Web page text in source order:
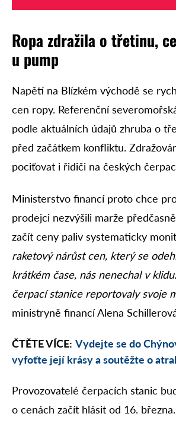
Ropa zdražila o třetinu,
u pump
Napětí na Blízkém východě se
cen ropy. Referenční
podle aktuálních údajů zhruba o
před začátkem konfliktu.
pociťovat i řidiči na českých
Ministerstvo financí proto chce
prodejci nezvýšili marže
začít ceny paliv systematicky
raketový nárůst cen, který se
krátkém čase, nás nenechal v
čerpací stanice reportovaly svoje
ministryně financí Alena
ČTĚTE VÍCE: Vydejte se do
vyfoťte její krásy a soutěžte o
Provozovatelé čerpacích stanic
o cenách začít hlásit od 16.